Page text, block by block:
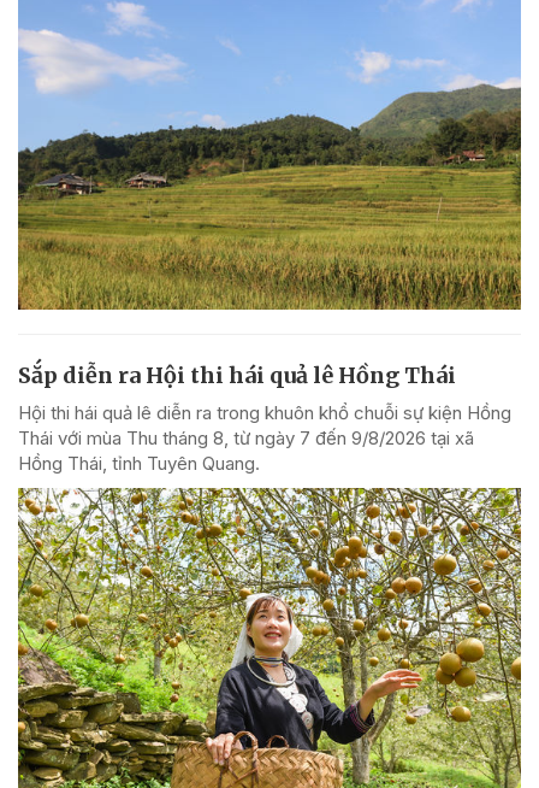
Sắp diễn ra Hội thi hái quả lê Hồng Thái
Hội thi hái quả lê diễn ra trong khuôn khổ chuỗi sự kiện Hồng
Thái với mùa Thu tháng 8, từ ngày 7 đến 9/8/2026 tại xã
Hồng Thái, tỉnh Tuyên Quang.